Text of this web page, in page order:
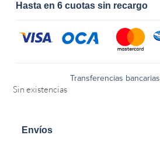
Hasta en 6 cuotas sin recargo
Transferencias bancarias
Sin existencias
Envíos